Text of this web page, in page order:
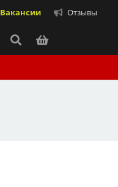
Вакансии Отзывы